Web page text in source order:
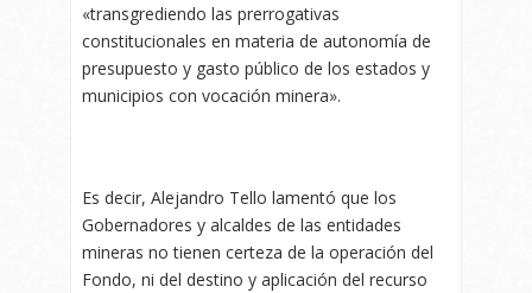
«transgrediendo las prerrogativas
constitucionales en materia de autonomía de
presupuesto y gasto público de los estados y
municipios con vocación minera».
Es decir, Alejandro Tello lamentó que los
Gobernadores y alcaldes de las entidades
mineras no tienen certeza de la operación del
Fondo, ni del destino y aplicación del recurso